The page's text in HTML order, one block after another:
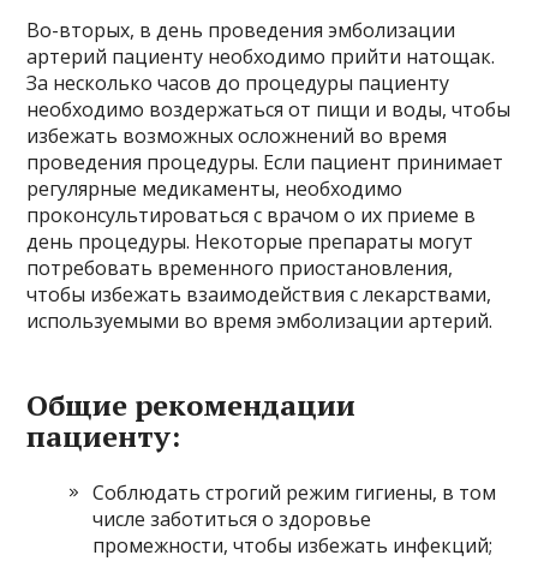
Во-вторых, в день проведения эмболизации
артерий пациенту необходимо прийти натощак.
За несколько часов до процедуры пациенту
необходимо воздержаться от пищи и воды, чтобы
избежать возможных осложнений во время
проведения процедуры. Если пациент принимает
регулярные медикаменты, необходимо
проконсультироваться с врачом о их приеме в
день процедуры. Некоторые препараты могут
потребовать временного приостановления,
чтобы избежать взаимодействия с лекарствами,
используемыми во время эмболизации артерий.
Общие рекомендации
пациенту:
Соблюдать строгий режим гигиены, в том
числе заботиться о здоровье
промежности, чтобы избежать инфекций;